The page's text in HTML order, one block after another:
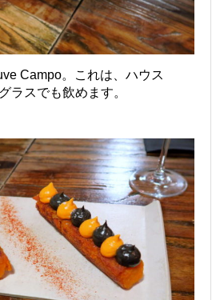
Campo。これは、ハウス
ラスでも飲めます。